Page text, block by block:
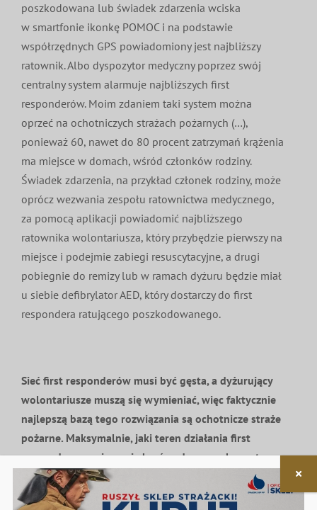
poszkodowana lub świadek zdarzenia wciska
w smartfonie ikonkę POMOC i na podstawie
współrzędnych GPS powiadomiony jest najbliższy
ratownik. Albo dyspozytor medyczny poprzez swój
centralny system alarmuje najbliższych first
responderów. Moim zdaniem taki system można
oprzeć na ochotniczych strażach pożarnych (…),
ponieważ 60, nawet do 80 procent zatrzymań krążenia
ma miejsce w domach, wśród członków rodziny.
Świadek zdarzenia, na przykład członek rodziny, może
oprócz wezwania zespołu ratownictwa medycznego,
za pomocą aplikacji powiadomić najbliższego
ratownika wolontariusza, który przybędzie pierwszy na
miejsce i podejmie zabiegi resuscytacyjne, a drugi
pobiegnie do remizy lub w ramach dyżuru będzie miał
u siebie defibrylator AED, który dostarczy do first
respondera ratującego poszkodowanego.
Sieć first responderów musi być gęsta, a dyżurujący
wolontariusze muszą się wymieniać, więc faktycznie
najlepszą bazą tego rozwiązania są ochotnicze straże
pożarne. Maksymalnie, jaki teren działania first
respondera powinno się brać pod uwagę, by system
był jak najbardziej skuteczny?